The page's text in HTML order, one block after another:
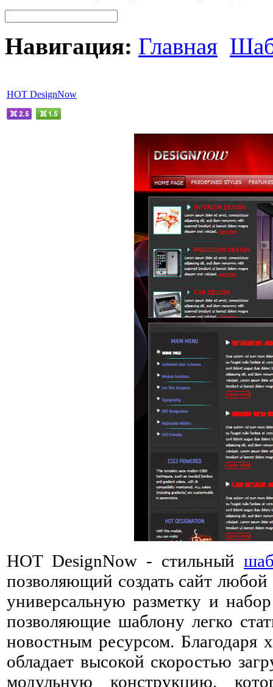
Навигация: Главная
HOT DesignNow
HOT DesignNow - стильный
позволяющий создать сайт
универсальную разметку и
позволяющие шаблону легко
новостным ресурсом.
обладает высокой скоростью
модульную конструкцию,